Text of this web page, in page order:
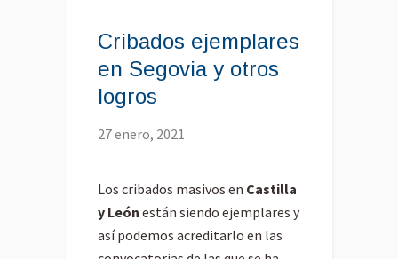
Cribados ejemplares
en Segovia y otros
logros
27 enero, 2021
Los cribados masivos en Castilla
y León están siendo ejemplares y
así podemos acreditarlo en las